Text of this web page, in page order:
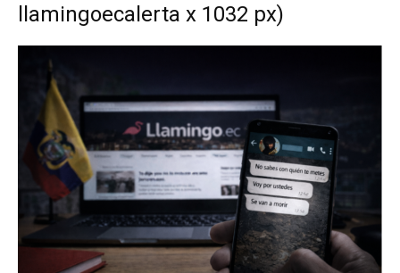
llamingoecalerta x 1032 px)